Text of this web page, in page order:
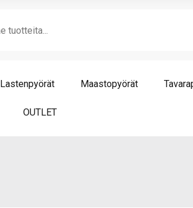
Lastenpyörät Maastopyörät
OUTLET